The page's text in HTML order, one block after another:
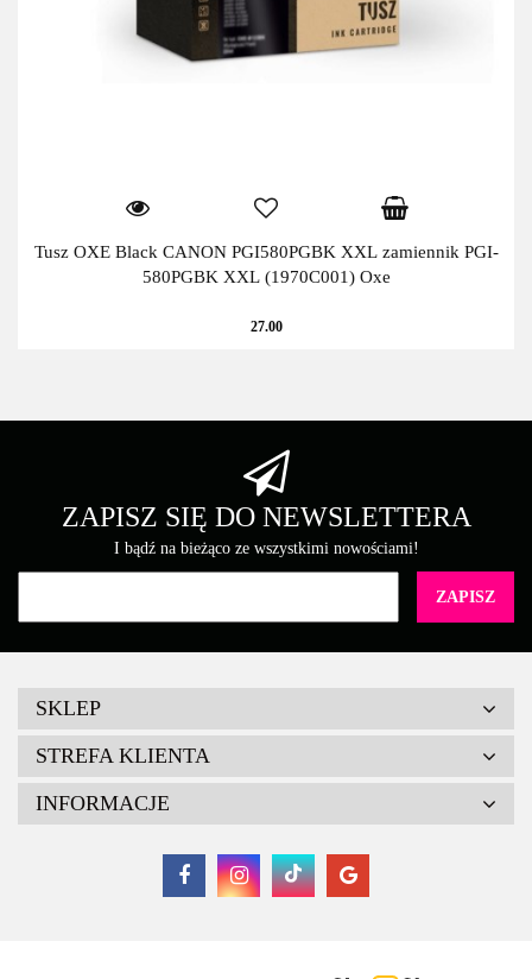
Tusz OXE Black CANON PGI580PGBK XXL zamiennik PGI-
580PGBK XXL (1970C001) Oxe
27.00
ZAPISZ SIĘ DO NEWSLETTERA
I bądź na bieżąco ze wszystkimi nowościami!
SKLEP
STREFA KLIENTA
INFORMACJE